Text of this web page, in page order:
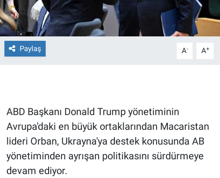
Paylaş A- A+
ABD Başkanı Donald Trump yönetiminin
Avrupa'daki en büyük ortaklarından Macaristan
lideri Orban, Ukrayna'ya destek konusunda AB
yönetiminden ayrışan politikasını sürdürmeye
devam ediyor.
Gerçeğin İzinde
Gün Başlıyor
Gün Bitiyor
Gündem Özel
Günün görüntüsü
Haber